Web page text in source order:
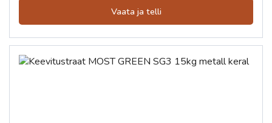
Vaata ja telli